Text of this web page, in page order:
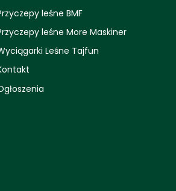
leśne BMF
leśne More Maskiner
Leśne Tajfun